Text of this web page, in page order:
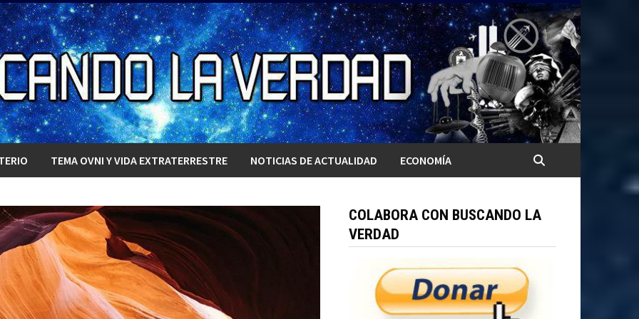
TEMA OVNI Y VIDA EXTRATERRESTRE NOTICIAS DE ACTUALIDAD ECONOMÍA
COLABORA CON BUSCANDO LA
VERDAD